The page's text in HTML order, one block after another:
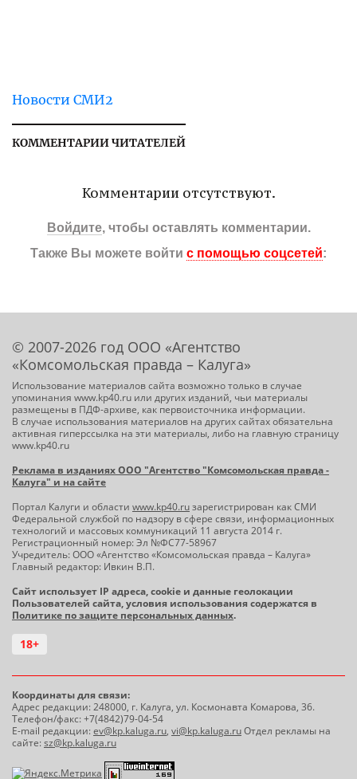
Новости СМИ2
КОММЕНТАРИИ ЧИТАТЕЛЕЙ
Комментарии отсутствуют.
Войдите, чтобы оставлять комментарии.
Также Вы можете войти с помощью соцсетей:
© 2007-2026 год ООО «Агентство
«Комсомольская правда – Калуга»
Использование материалов сайта возможно только в случае
упоминания www.kp40.ru или других изданий, чьи материалы
размещены в ПДФ-архиве, как первоисточника информации.
В случае использования материалов на других сайтах обязательна
активная гиперссылка на эти материалы, либо на главную страницу
www.kp40.ru
Реклама в изданиях ООО "Агентство "Комсомольская правда -
Калуга" и на сайте
Портал Калуги и области www.kp40.ruзарегистрирован как СМИ
Федеральной службой по надзору в сфере связи, информационных
технологий и массовых коммуникаций 11 августа 2014 г.
Регистрационный номер: Эл №ФС77-58967
Учредитель: ООО «Агентство «Комсомольская правда – Калуга»
Главный редактор: Ивкин В.П.
Сайт использует IP адреса, cookie и данные геолокации
Пользователей сайта, условия использования содержатся в
Политике по защите персональных данных.
18+
Координаты для связи:
Адрес редакции: 248000, г. Калуга, ул. Космонавта Комарова, 36.
Телефон/факс: +7(4842)79-04-54
E-mail редакции:ev@kp.kaluga.ru, vi@kp.kaluga.ruОтдел рекламы на
сайте:sz@kp.kaluga.ru